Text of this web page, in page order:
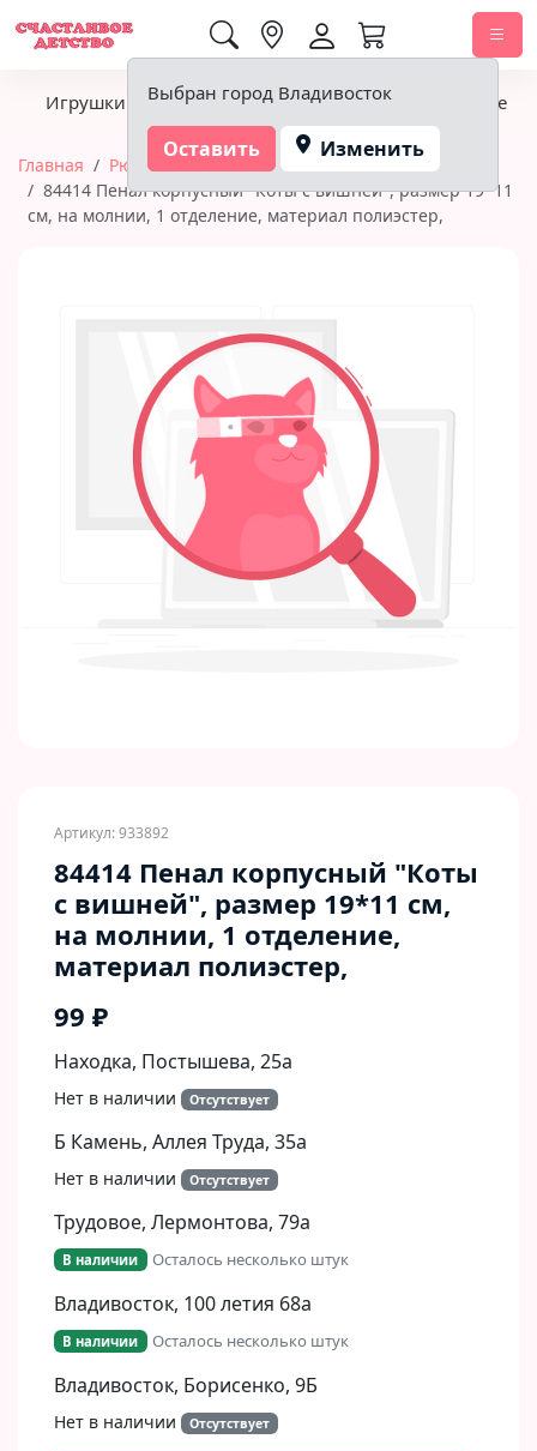
Выбран город Владивосток
Оставить Изменить
Игрушки Детское питание Подгузники, гигиена
Главная Рюкзаки, сумки, пеналы
84414 Пенал корпусный "Коты с вишней", размер 19*11
см, на молнии, 1 отделение, материал полиэстер,
Артикул: 933892
84414 Пенал корпусный "Коты
с вишней", размер 19*11 см,
на молнии, 1 отделение,
материал полиэстер,
99 ₽
Находка, Постышева, 25а
Нет в наличии Отсутствует
Б Камень, Аллея Труда, 35а
Нет в наличии Отсутствует
Трудовое, Лермонтова, 79а
В наличии Осталось несколько штук
Владивосток, 100 летия 68а
В наличии Осталось несколько штук
Владивосток, Борисенко, 9Б​
Нет в наличии Отсутствует